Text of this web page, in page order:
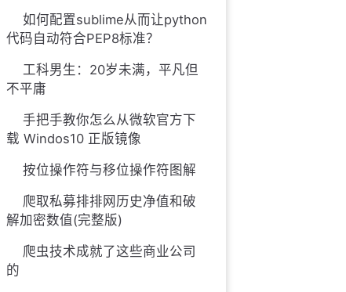
如何配置sublime从而让python
代码自动符合PEP8标准？
工科男生：20岁未满，平凡但
不平庸
手把手教你怎么从微软官方下
载 Windos10 正版镜像
按位操作符与移位操作符图解
爬取私募排排网历史净值和破
解加密数值(完整版)
爬虫技术成就了这些商业公司
的